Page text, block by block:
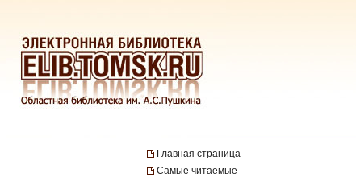
Главная страница
Самые читаемые